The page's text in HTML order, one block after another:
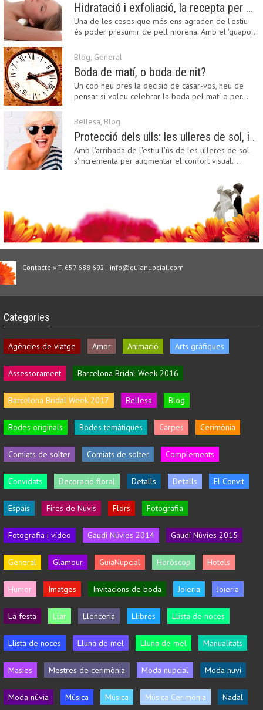
Hidratació i exfoliació, la recepta per mantenir el bronzejat
Una de les coses que més ens agraden de l'estiu
és poder presumir de pell morena. Amb el 'guapo…
Blog, General
Boda de matí, o boda de nit?
Un cop heu pres la decisió de casar-vos, heu de
pensar si voleu celebrar la boda pel matí o per…
Bellesa, Blog
Protecció dels ulls: les ulleres de sol, imprescindibles en una boda estiuenca
Amb l'arribada de l'estiu l'ús de les ulleres de sol
s'incrementa per augmentar el confort visual.…
Contacte » T. 657 688 692 | info@guianupcial.com
Categories
Agències de viatge Amor Animació Arts gràfiques
Assessorament Barcelona Bridal Week 2016
Barcelona Bridal Week 2017 Bellesa Blog
Bodes originals Bodes temàtiques Carpes Cerimònia
Comiats de solter Comiats de solter Complements
Convidats Decoració floral Detalls Detalls El Convit
Espais Fires de Nuvis Flors Fotografia
Fotografia i vídeo Gaudí Núvies 2014 Gaudí Núvies 2015
General Glamour GuiaNupcial Horòscop Hotels
Humor Imatges Invitacions de boda Joieria Joieria
La festa Llar Llenceria Llibres Llista de noces
Llista de noces Lluna de mel Lluna de mel Manualitats
Masies Mestres de cerimònia Moda nupcial Moda nuvi
Moda núvia Música Música Música Cerimònia Nadal